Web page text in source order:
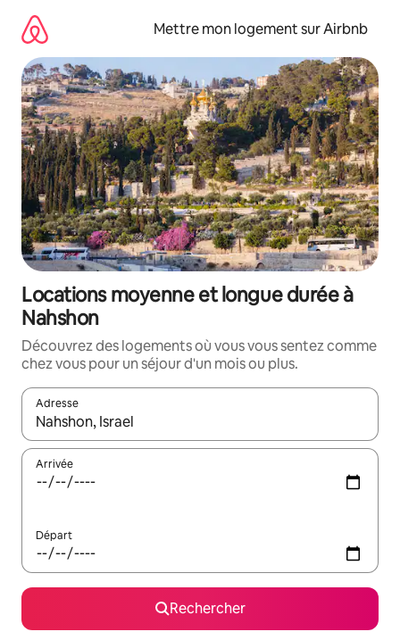
directement
contenu
Mettre mon logement sur Airbnb
Locations moyenne et longue durée à
Nahshon
Découvrez des logements où vous vous sentez comme
chez vous pour un séjour d'un mois ou plus.
Adresse
Lorsque les résultats s'affichent, utilisez les flèches vers le
Arrivée
Départ
Rechercher